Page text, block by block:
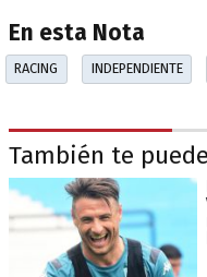
En esta Nota
RACING INDEPENDIENTE
También te